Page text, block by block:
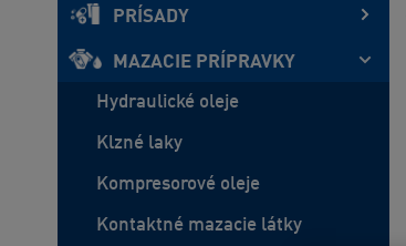
PRÍSADY
MAZACIE PRÍPRAVKY
Hydraulické oleje
Klzné laky
Kompresorové oleje
Kontaktné mazacie látky